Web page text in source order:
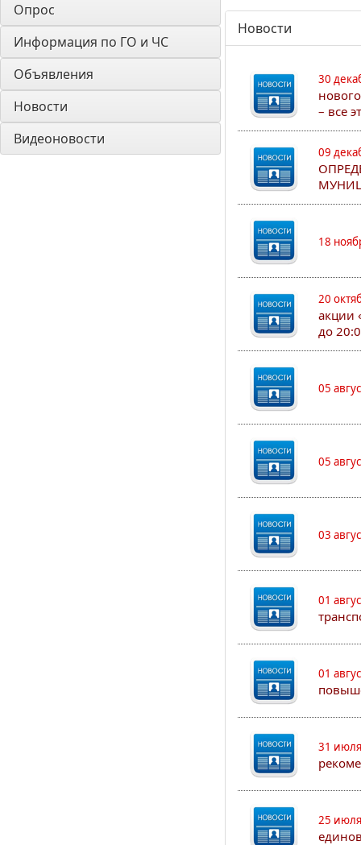
Опрос
Информация по ГО и ЧС
Объявления
Новости
Видеоновости
Новости
30
– все
09
18
20
акции
до
05
05
03
01
01
31
25